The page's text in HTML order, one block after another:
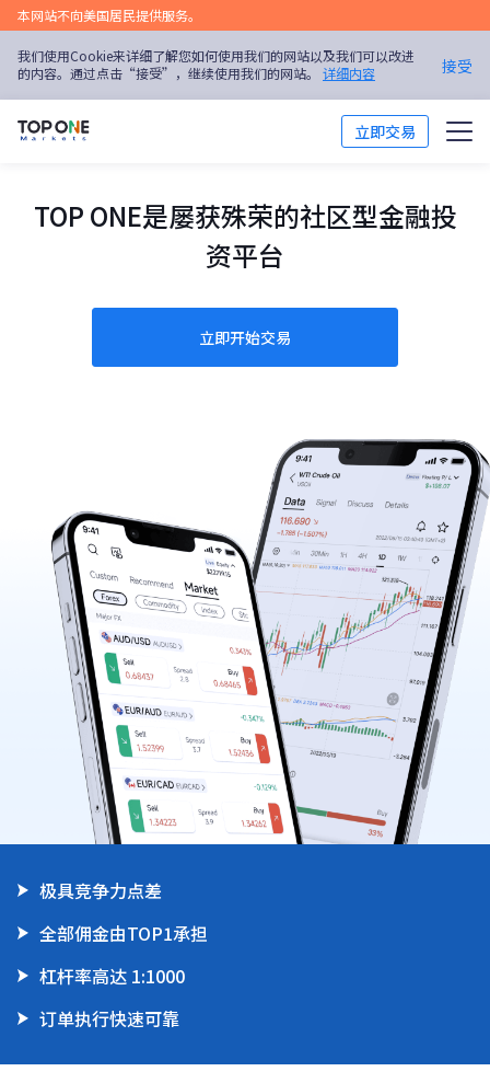
本网站不向美国居民提供服务。
我们使用Cookie来详细了解您如何使用我们的网站以及我们可以改进
的内容。通过点击“接受”，继续使用我们的网站。 详细内容 接受
立即交易
简体中文
Trader
TOP ONE是屡获殊荣的社区型金融投
资平台
立即开始交易
极具竞争力点差
全部佣金由TOP1承担
杠杆率高达 1:1000
订单执行快速可靠